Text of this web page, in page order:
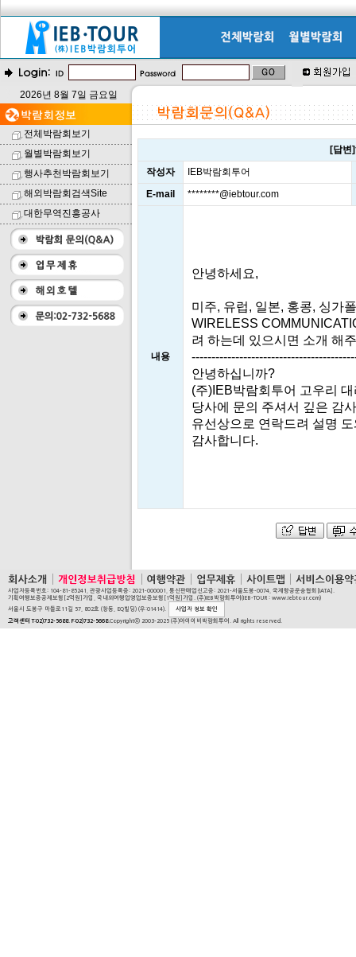
2026년 8월 7일 금요일
전체박람회보기
월별박람회보기
행사추천박람회보기
해외박람회검색Site
대한무역진흥공사
[답변
작성자
IEB박람회투어
E-mail
********@iebtour.com
내용
안녕하세요,
미주, 유럽, 일본, 홍콩, 싱가
WIRELESS
려 하는데 있으시면 소개 해
안녕하십니까?
(주)IEB박람회투어 고우리
당사에 문의 주셔서 깊은 감
유선상으로 연락드려 설명
감사합니다.
사업자등록번호: 104-81-85241, 관광사업등록증: 2021-000001, 통신판매업신고증: 2021-서울도봉-0074, 국제항공운송협회[IATA].
기획여행보증공제보험[2억원]가입, 국내외여행업영업보증보험[1억원]가입. (주)IEB박람회투어(IEB-TOUR : www.iebtour.com)
서울시 도봉구 마들로11길 57, 802호 (창동, EQ빌딩) (우:01414).
사업자 정보 확인
고객센터 T:02)732-5688. F:02)732-5668.Copyrightⓒ 2003-2025 (주)아이이비박람회투어. All rights reserved.